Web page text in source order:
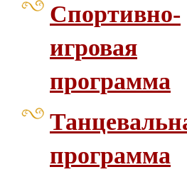
Спортивно-
игровая
программа
программа